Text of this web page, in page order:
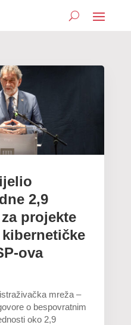
2,9
projekte
ova
mreža –
o bespovratnim
oko 2,9